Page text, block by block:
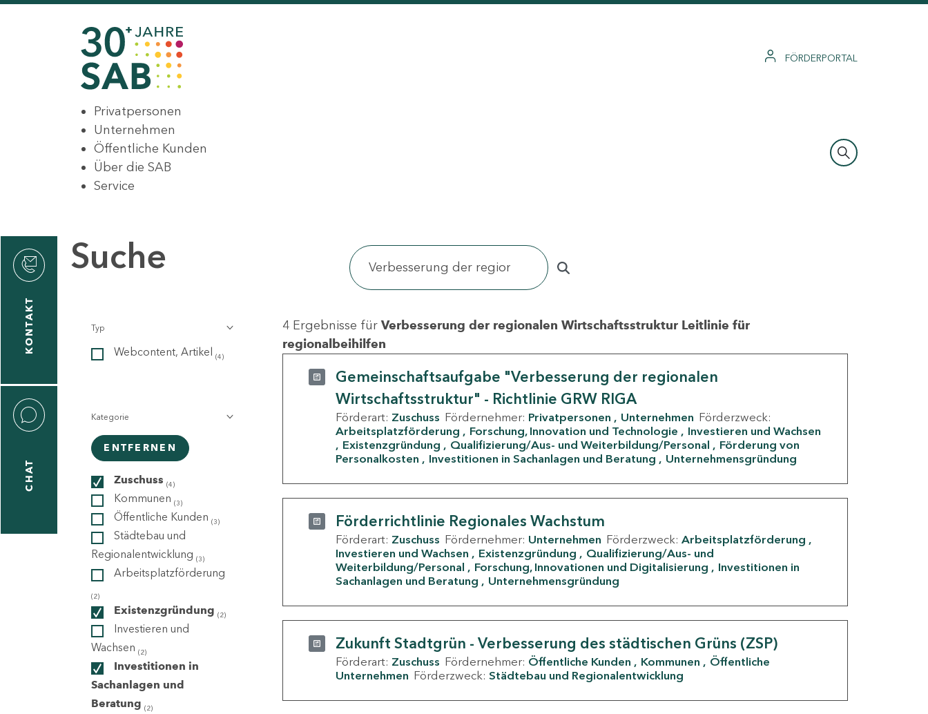
FÖRDERPORTAL
Privatpersonen
Unternehmen
Öffentliche Kunden
Über die SAB
Service
KONTAKT
CHAT
Suche
Typ
Webcontent, Artikel (4)
Kategorie
ENTFERNEN
Zuschuss (4)
Kommunen (3)
Öffentliche Kunden (3)
Städtebau und
Regionalentwicklung (3)
Arbeitsplatzförderung
(2)
Existenzgründung (2)
Investieren und
Wachsen (2)
Investitionen in
Sachanlagen und
Beratung (2)
4 Ergebnisse für Verbesserung der regionalen Wirtschaftsstruktur Leitlinie für
regionalbeihilfen
Gemeinschaftsaufgabe "Verbesserung der regionalen
Wirtschaftsstruktur" - Richtlinie GRW RIGA
Förderart: Zuschuss Fördernehmer: Privatpersonen Unternehmen Förderzweck:
Arbeitsplatzförderung
Forschung, Innovation und Technologie
Investieren und Wachsen
Existenzgründung
Qualifizierung/Aus- und Weiterbildung/Personal
Förderung von
Personalkosten
Investitionen in Sachanlagen und Beratung Unternehmensgründung
Förderrichtlinie Regionales Wachstum
Förderart: Zuschuss Fördernehmer: Unternehmen Förderzweck: Arbeitsplatzförderung
Investieren und Wachsen
Existenzgründung
Qualifizierung/Aus- und
Weiterbildung/Personal
Forschung, Innovationen und Digitalisierung
Investitionen in
Sachanlagen und Beratung
Unternehmensgründung
Zukunft Stadtgrün - Verbesserung des städtischen Grüns (ZSP)
Förderart: Zuschuss Fördernehmer: Öffentliche Kunden Kommunen
Öffentliche
Unternehmen Förderzweck: Städtebau und Regionalentwicklung